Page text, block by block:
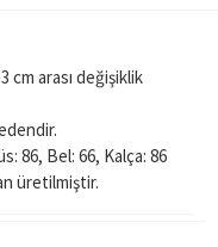
cm arası değişiklik
86, Bel: 66, Kalça: 86
üretilmiştir.